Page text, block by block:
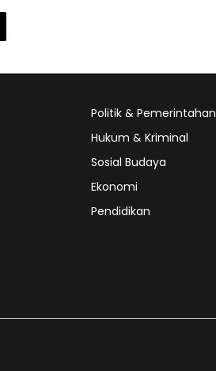
Politik & Pemerintahan
Hukum & Kriminal
Sosial Budaya
Ekonomi
Pendidikan